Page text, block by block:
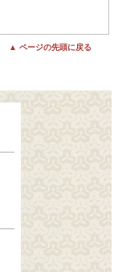
▲ ページの先頭に戻る